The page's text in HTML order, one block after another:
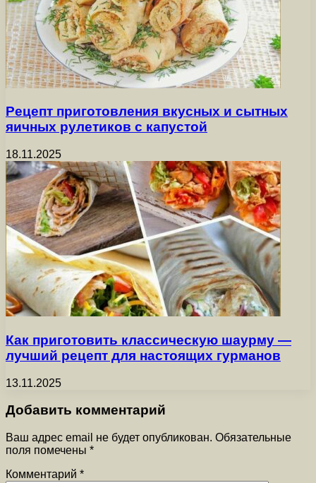
Рецепт приготовления вкусных и сытных
яичных рулетиков с капустой
18.11.2025
Как приготовить классическую шаурму —
лучший рецепт для настоящих гурманов
13.11.2025
Добавить комментарий
Ваш адрес email не будет опубликован. Обязательные
поля помечены *
Комментарий *